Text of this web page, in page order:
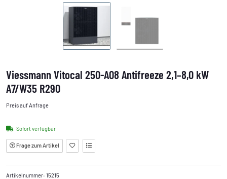
Viessmann Vitocal 250-A08 Antifreeze 2,1–8,0 kW
A7/W35 R290
Preis auf Anfrage
Sofort verfügbar
Frage zum Artikel
Artikelnummer: 15215